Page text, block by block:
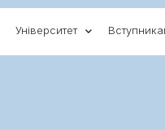
Університет